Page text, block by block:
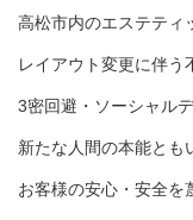
高松市内のエステティ
レイアウト変更に伴う
3密回避・ソーシャル
新たな人間の本能とも
お客様の安心・安全を